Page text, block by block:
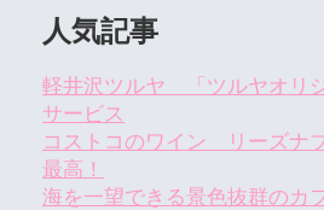
人気記事
軽井沢ツルヤ 「ツルヤオリ
サービス
コストコのワイン リーズナ
最高！
海を一望できる景色抜群のカ